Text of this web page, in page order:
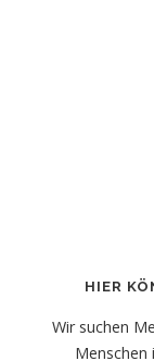
HIER
Wir suchen
Menschen